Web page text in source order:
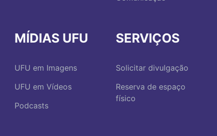
MÍDIAS UFU
UFU em Imagens
UFU em Vídeos
Podcasts
SERVIÇOS
Solicitar divulgação
Reserva de espaço
físico